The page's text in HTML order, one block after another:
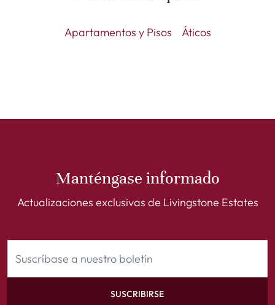
Apartamentos y Pisos Áticos
Manténgase informado
Actualizaciones exclusivas de Livingstone Estates
SUSCRIBIRSE